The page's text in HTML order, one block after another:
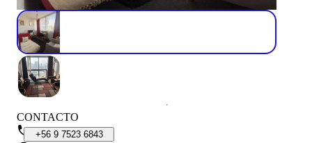
CONTACTO
+56 9 7523 6843